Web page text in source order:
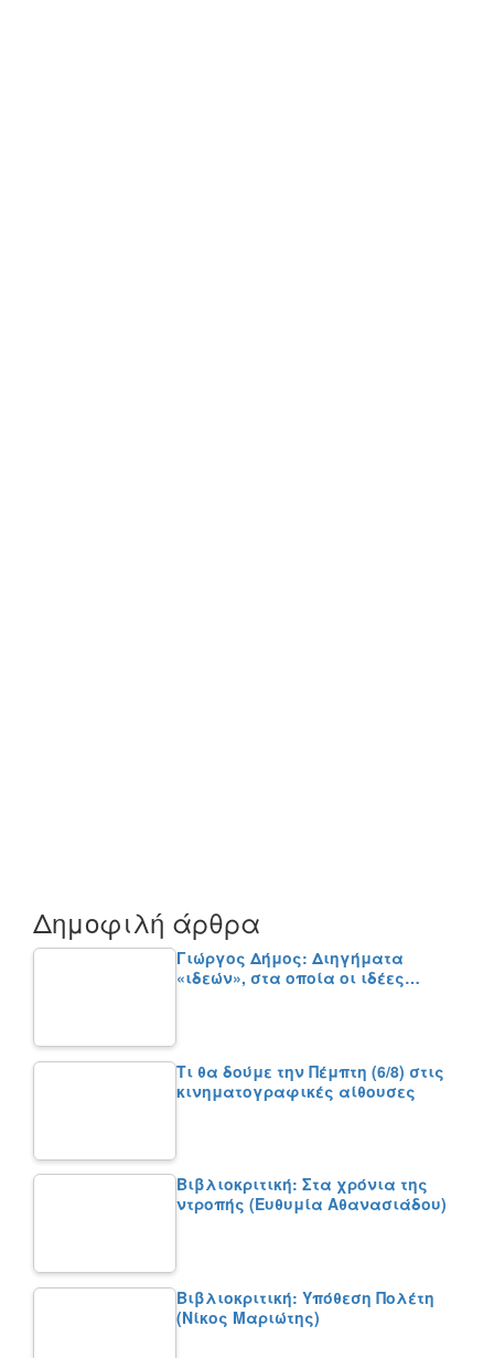
Δημοφιλή άρθρα
Γιώργος Δήμος: Διηγήματα
«ιδεών», στα οποία οι ιδέες…
Τι θα δούμε την Πέμπτη (6/8) στις
κινηματογραφικές αίθουσες
Βιβλιοκριτική: Στα χρόνια της
ντροπής (Ευθυμία Αθανασιάδου)
Βιβλιοκριτική: Υπόθεση Πολέτη
(Νίκος Μαριώτης)